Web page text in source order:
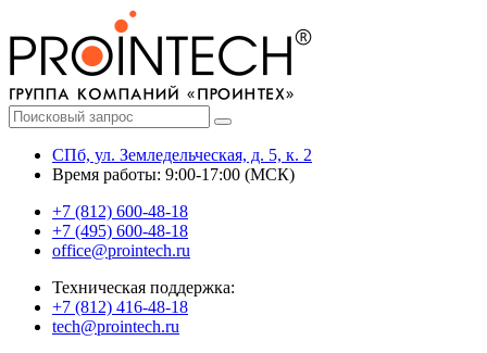
СПб, ул. Земледельческая, д. 5, к. 2
Время работы: 9:00-17:00 (МСК)
+7 (812) 600-48-18
+7 (495) 600-48-18
office@prointech.ru
Техническая поддержка:
+7 (812) 416-48-18
tech@prointech.ru